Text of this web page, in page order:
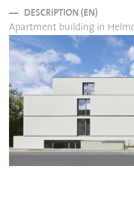
DESCRIPTION (EN)
Apartment building in